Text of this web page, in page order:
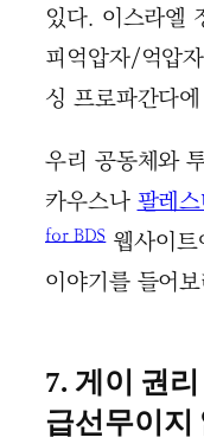
있다. 이스라엘
피억압자/억압
싱 프로파간다
우리 공동체와
카우스나팔레
for BDS웹사이트
이야기를 들어
7. 게이 권
급선무이지